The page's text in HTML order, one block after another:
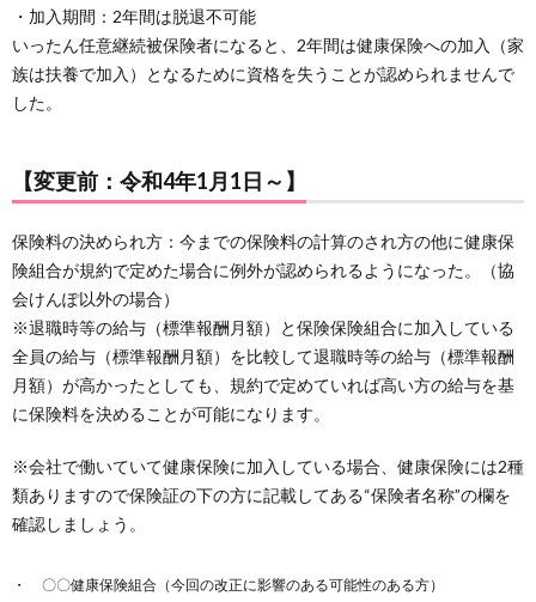
・加入期間：2年間は脱退不可能
いったん任意継続被保険者になると、2年間は健康保険への加入（家
族は扶養で加入）となるために資格を失うことが認められませんで
した。
【変更前：令和4年1月1日～】
保険料の決められ方：今までの保険料の計算のされ方の他に健康保
険組合が規約で定めた場合に例外が認められるようになった。（協
会けんぽ以外の場合）
※退職時等の給与（標準報酬月額）と保険保険組合に加入している
全員の給与（標準報酬月額）を比較して退職時等の給与（標準報酬
月額）が高かったとしても、規約で定めていれば高い方の給与を基
に保険料を決めることが可能になります。
※会社で働いていて健康保険に加入している場合、健康保険には2種
類ありますので保険証の下の方に記載してある“保険者名称”の欄を
確認しましょう。
〇〇健康保険組合（今回の改正に影響のある可能性のある方）